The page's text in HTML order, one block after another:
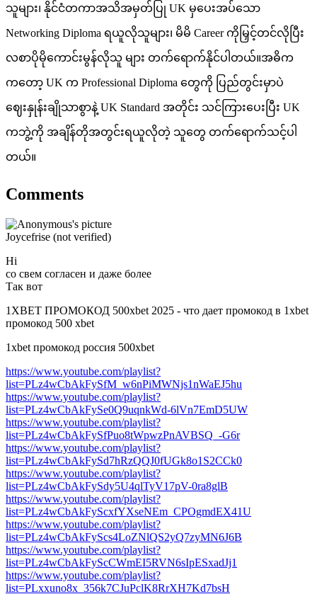
သူများ၊ နိုင်ငံတကာအသိအမှတ်ပြု UK မှပေးအပ်သော
Networking Diploma ရယူလိုသူများ၊ မိမိ Career ကိုမြှင့်တင်လိုပြီး
လစာပိုမိုကောင်းမွန်လိုသူ များ တက်ရောက်နိုင်ပါတယ်။အဓိက
ကတော့ UK က Professional Diploma တွေကို ပြည်တွင်းမှာပဲ
ဈေးနှုန်းချိုသာစွာနဲ့ UK Standard အတိုင်း သင်ကြားပေးပြီး UK
ကဘွဲ့ကို အချိန်တိုအတွင်းရယူလိုတဲ့ သူတွေ တက်ရောက်သင့်ပါ
တယ်။
Comments
Joycefrise (not verified)
Hi
со свем согласен и даже более
Так вот
1XBET ПРОМОКОД 500xbet 2025 - что дает промокод в 1xbet
промокод 500 xbet
1xbet промокод россия 500xbet
https://www.youtube.com/playlist?
list=PLz4wCbAkFySfM_w6nPiMWNjs1nWaEJ5hu
https://www.youtube.com/playlist?
list=PLz4wCbAkFySe0Q9uqnkWd-6lVn7EmD5UW
https://www.youtube.com/playlist?
list=PLz4wCbAkFySfPuo8tWpwzPnAVBSQ_-G6r
https://www.youtube.com/playlist?
list=PLz4wCbAkFySd7hRzQQJ0fUGk8o1S2CCk0
https://www.youtube.com/playlist?
list=PLz4wCbAkFySdy5U4qlTyV17pV-0ra8glB
https://www.youtube.com/playlist?
list=PLz4wCbAkFyScxfYXseNEm_CPOgmdEX41U
https://www.youtube.com/playlist?
list=PLz4wCbAkFyScs4LoZNlQS2yQ7zyMN6J6B
https://www.youtube.com/playlist?
list=PLz4wCbAkFyScCWmEI5RVN6sIpESxadJj1
https://www.youtube.com/playlist?
list=PLxxuno8x_356k7CJuPclK8RrXH7Kd7bsH